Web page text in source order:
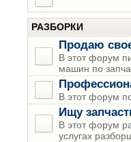
РАЗБОРКИ
Продаю
В этот форум
машин по
В этот форум
Ищу
В этот форум
услугах